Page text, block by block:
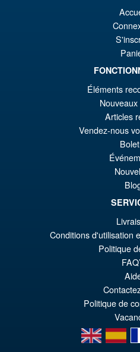
PRE
PRE
Éléments
Articles
Vendez-nous
Conditions d'utilisation
Politique
Politique de
en
es fr